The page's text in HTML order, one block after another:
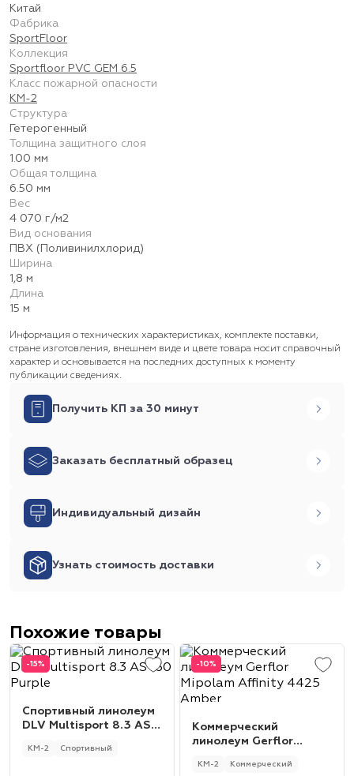
Китай
Фабрика
SportFloor
Коллекция
Sportfloor PVC GEM 6.5
Класс пожарной опасности
КМ-2
Структура
Гетерогенный
Толщина защитного слоя
1.00 мм
Общая толщина
6.50 мм
Вес
4 070 г/м2
Вид основания
ПВХ (Поливинилхлорид)
Ширина
1,8 м
Длина
15 м
Информация о технических характеристиках, комплекте поставки,
стране изготовления, внешнем виде и цвете товара носит справочный
характер и основывается на последних доступных к моменту
публикации сведениях.
Получить КП за 30 минут
Заказать бесплатный образец
Индивидуальный дизайн
Узнать стоимость доставки
Похожие товары
-15%
Спортивный линолеум
DLV Multisport 8.3 AS
КМ-2 Спортивный
-10%
Коммерческий
линолеум Gerflor
Amber
КМ-2 Коммерческий